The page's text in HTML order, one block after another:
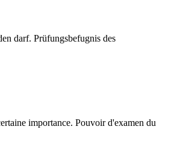
darf. Prüfungsbefugnis des
importance. Pouvoir d'examen du